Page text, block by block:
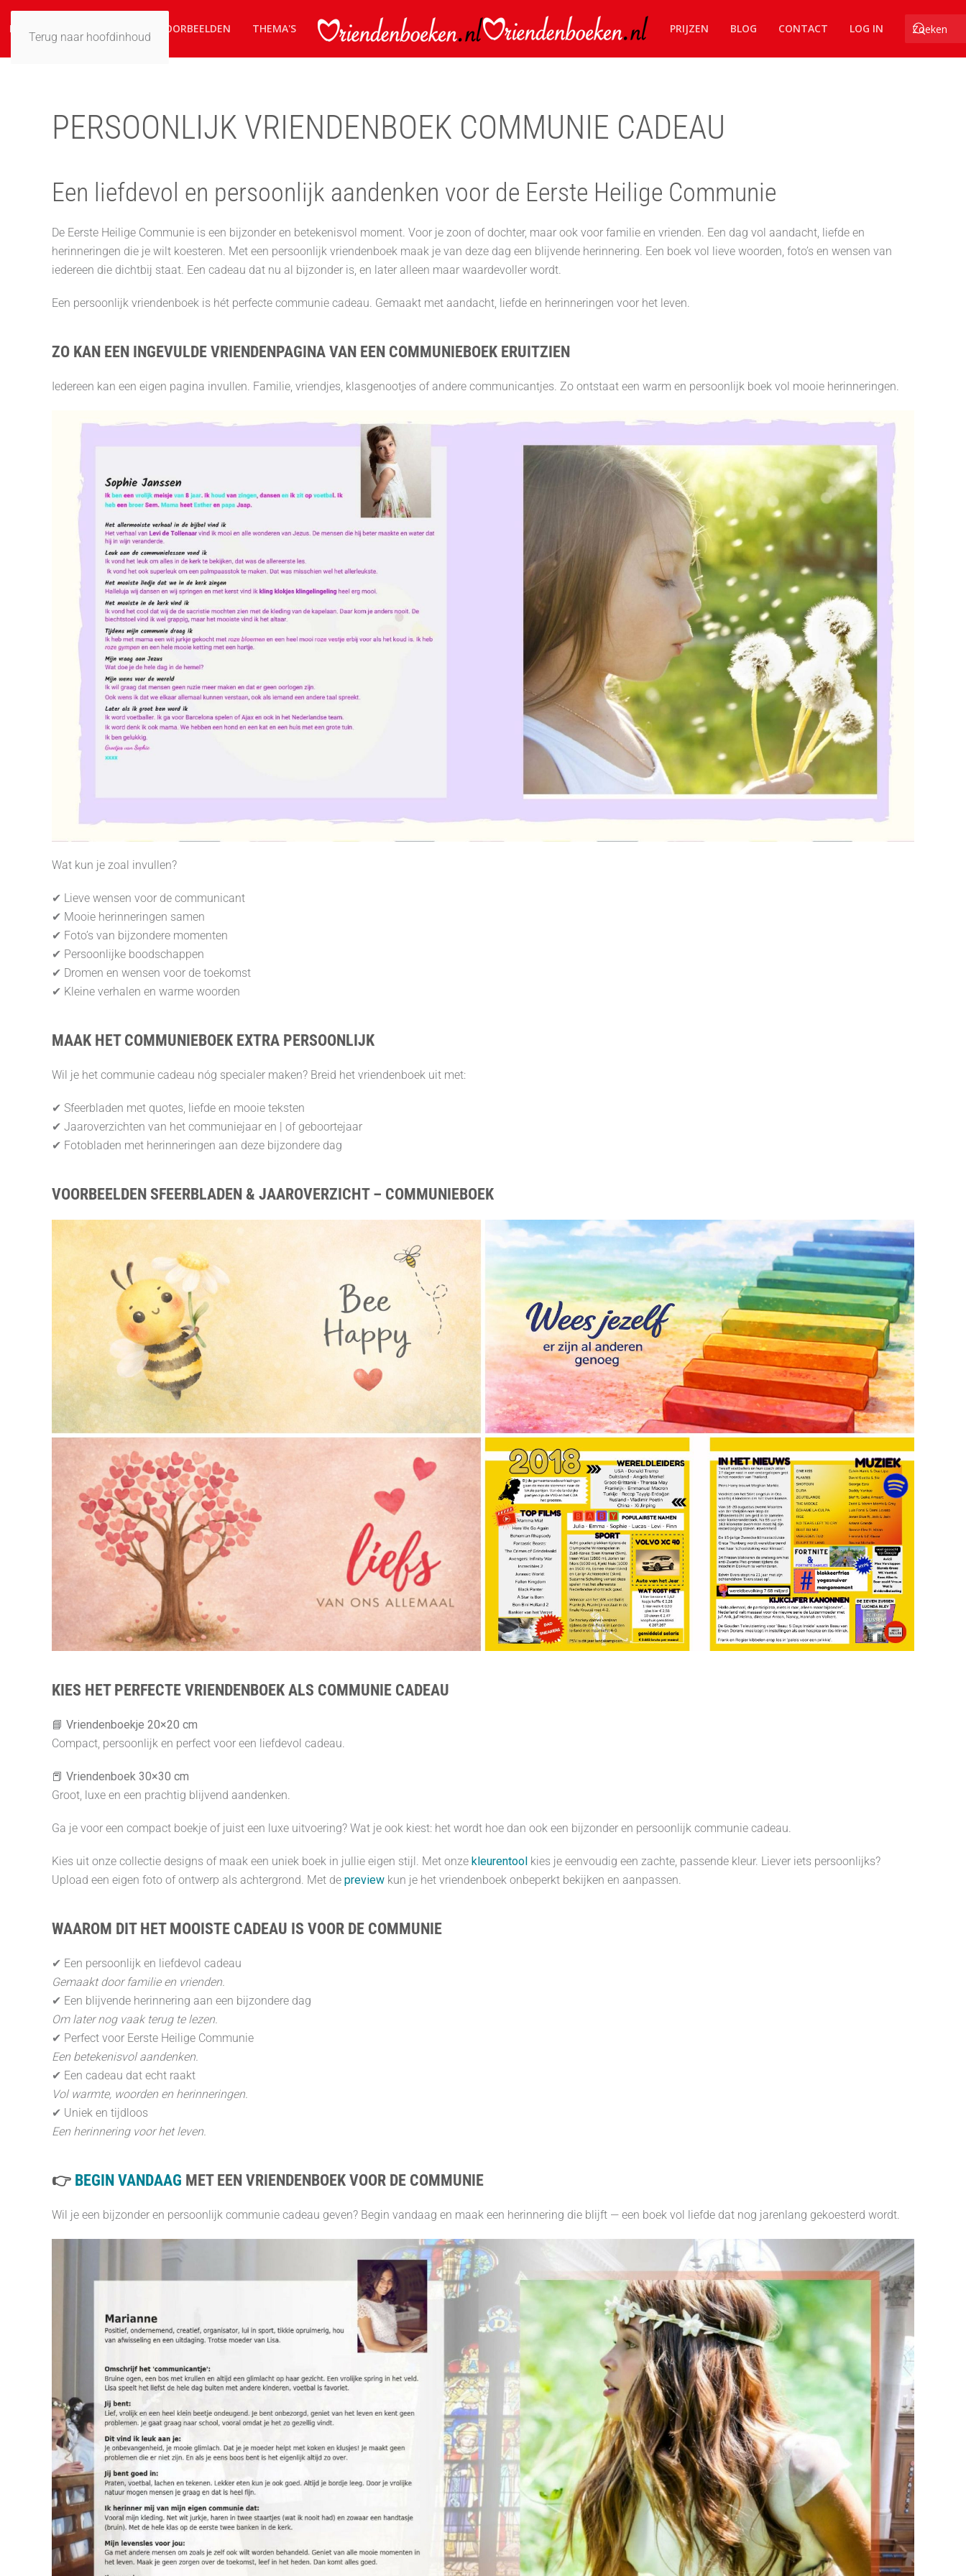
Terug naar hoofdinhoud
HOME VOORBEELDEN THEMA'S PRIJZEN BLOG CONTACT LOG IN
PERSOONLIJK VRIENDENBOEK COMMUNIE CADEAU
Een liefdevol en persoonlijk aandenken voor de Eerste Heilige Communie
De Eerste Heilige Communie is een bijzonder en betekenisvol moment. Voor je zoon of dochter, maar ook voor familie en vrienden. Een dag vol aandacht, liefde en
herinneringen die je wilt koesteren. Met een persoonlijk vriendenboek maak je van deze dag een blijvende herinnering. Een boek vol lieve woorden, foto’s en wensen van
iedereen die dichtbij staat. Een cadeau dat nu al bijzonder is, en later alleen maar waardevoller wordt.
Een persoonlijk vriendenboek is hét perfecte communie cadeau. Gemaakt met aandacht, liefde en herinneringen voor het leven.
ZO KAN EEN INGEVULDE VRIENDENPAGINA VAN EEN COMMUNIEBOEK ERUITZIEN
Iedereen kan een eigen pagina invullen. Familie, vriendjes, klasgenootjes of andere communicantjes. Zo ontstaat een warm en persoonlijk boek vol mooie herinneringen.
Wat kun je zoal invullen?
✔ Lieve wensen voor de communicant
✔ Mooie herinneringen samen
✔ Foto’s van bijzondere momenten
✔ Persoonlijke boodschappen
✔ Dromen en wensen voor de toekomst
✔ Kleine verhalen en warme woorden
MAAK HET COMMUNIEBOEK EXTRA PERSOONLIJK
Wil je het communie cadeau nóg specialer maken? Breid het vriendenboek uit met:
✔ Sfeerbladen met quotes, liefde en mooie teksten
✔ Jaaroverzichten van het communiejaar en | of geboortejaar
✔ Fotobladen met herinneringen aan deze bijzondere dag
VOORBEELDEN SFEERBLADEN & JAAROVERZICHT – COMMUNIEBOEK
KIES HET PERFECTE VRIENDENBOEK ALS COMMUNIE CADEAU
📘 Vriendenboekje 20×20 cm
Compact, persoonlijk en perfect voor een liefdevol cadeau.
📕 Vriendenboek 30×30 cm
Groot, luxe en een prachtig blijvend aandenken.
Ga je voor een compact boekje of juist een luxe uitvoering? Wat je ook kiest: het wordt hoe dan ook een bijzonder en persoonlijk communie cadeau.
Kies uit onze collectie designs of maak een uniek boek in jullie eigen stijl. Met onze kleurentool kies je eenvoudig een zachte, passende kleur. Liever iets persoonlijks?
Upload een eigen foto of ontwerp als achtergrond. Met de preview kun je het vriendenboek onbeperkt bekijken en aanpassen.
WAAROM DIT HET MOOISTE CADEAU IS VOOR DE COMMUNIE
✔ Een persoonlijk en liefdevol cadeau
Gemaakt door familie en vrienden.
✔ Een blijvende herinnering aan een bijzondere dag
Om later nog vaak terug te lezen.
✔ Perfect voor Eerste Heilige Communie
Een betekenisvol aandenken.
✔ Een cadeau dat echt raakt
Vol warmte, woorden en herinneringen.
✔ Uniek en tijdloos
Een herinnering voor het leven.
👉 BEGIN VANDAAG MET EEN VRIENDENBOEK VOOR DE COMMUNIE
Wil je een bijzonder en persoonlijk communie cadeau geven? Begin vandaag en maak een herinnering die blijft — een boek vol liefde dat nog jarenlang gekoesterd wordt.